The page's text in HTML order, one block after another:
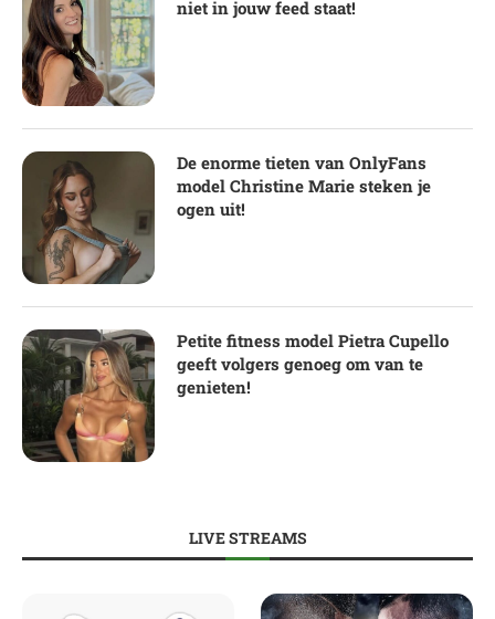
niet in jouw feed staat!
De enorme tieten van OnlyFans
model Christine Marie steken je
ogen uit!
Petite fitness model Pietra Cupello
geeft volgers genoeg om van te
genieten!
LIVE STREAMS